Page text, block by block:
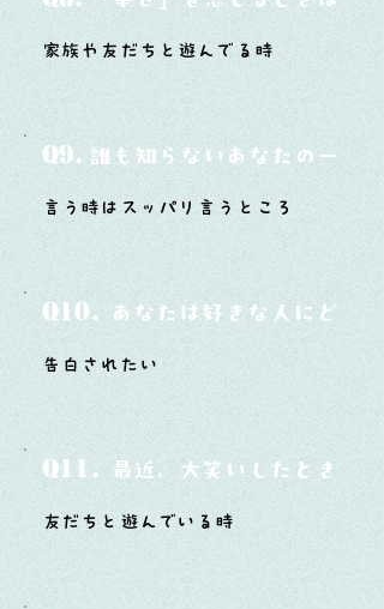
家族や友だちと遊んでる時
Q9. 誰も知らないあなたの一面は
言う時はスッパリ言うところ
Q10. あなたは好きな人にどう
告白されたい
Q11. 最近、大笑いしたときはど
友だちと遊んでいる時